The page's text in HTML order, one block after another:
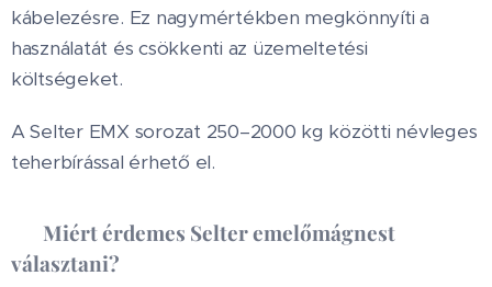
kábelezésre. Ez nagymértékben megkönnyíti a
használatát és csökkenti az üzemeltetési
költségeket.
A Selter EMX sorozat 250–2000 kg közötti névleges
teherbírással érhető el.
Miért érdemes Selter emelőmágnest
választani?